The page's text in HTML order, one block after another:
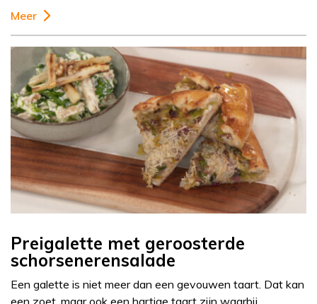
Meer
Preigalette met geroosterde
schorsenerensalade
Een galette is niet meer dan een gevouwen taart. Dat kan